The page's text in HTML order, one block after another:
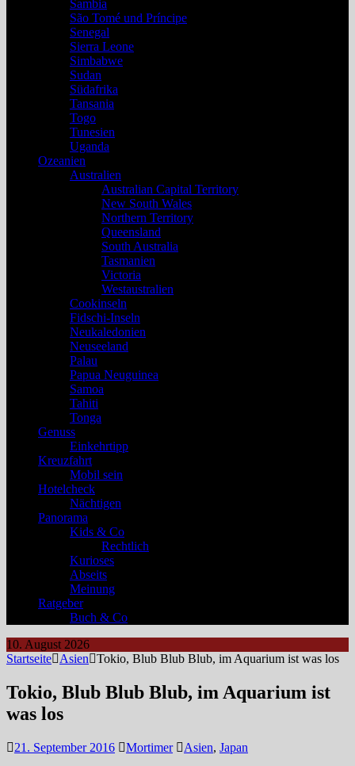
Sambia
São Tomé und Príncipe
Senegal
Sierra Leone
Simbabwe
Sudan
Südafrika
Tansania
Togo
Tunesien
Uganda
Ozeanien
Australien
Australian Capital Territory
New South Wales
Northern Territory
Queensland
South Australia
Tasmanien
Victoria
Westaustralien
Cookinseln
Fidschi-Inseln
Neukaledonien
Neuseeland
Palau
Papua Neuguinea
Samoa
Tahiti
Tonga
Genuss
Einkehrtipp
Kreuzfahrt
Mobil sein
Hotelcheck
Nächtigen
Panorama
Kids & Co
Rechtlich
Kurioses
Abseits
Meinung
Ratgeber
Buch & Co
10. August 2026
Startseite
Asien Tokio, Blub Blub Blub, im Aquarium ist was los
Tokio, Blub Blub Blub, im Aquarium ist
was los
21. September 2016 Mortimer Asien, Japan